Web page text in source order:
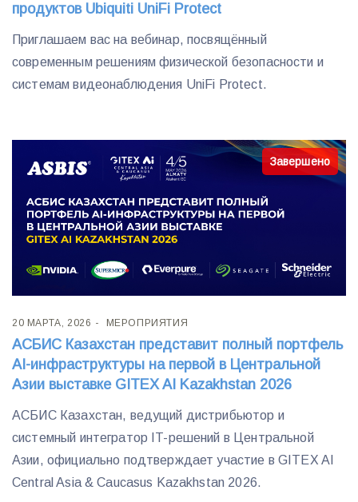
продуктов Ubiquiti UniFi Protect
Приглашаем вас на вебинар, посвящённый
современным решениям физической безопасности и
системам видеонаблюдения UniFi Protect.
Завершено
20 МАРТА, 2026 МЕРОПРИЯТИЯ
АСБИС Казахстан представит полный портфель
AI-инфраструктуры на первой в Центральной
Азии выставке GITEX AI Kazakhstan 2026
АСБИС Казахстан, ведущий дистрибьютор и
системный интегратор IT-решений в Центральной
Азии, официально подтверждает участие в GITEX AI
Central Asia & Caucasus Kazakhstan 2026.